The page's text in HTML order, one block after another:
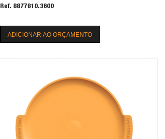
Ref. 8877810.3600
ADICIONAR AO ORÇAMENTO